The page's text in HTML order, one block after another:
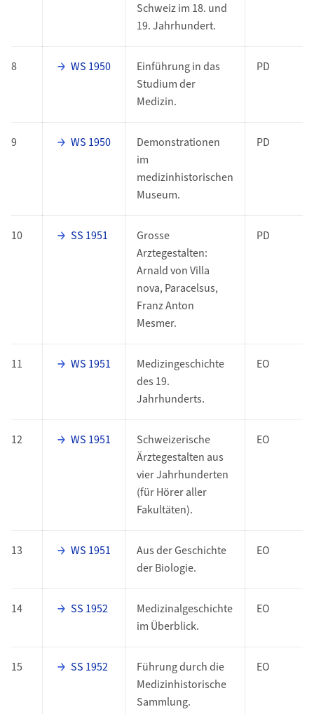
Schweiz im 18. und
19. Jahrhundert.
8 WS 1950
Einführung in das
Studium der
Medizin.
PD
9 WS 1950
Demonstrationen
im
medizinhistorischen
Museum.
PD
10 SS 1951
Grosse
Arztegestalten:
Arnald von Villa
nova, Paracelsus,
Franz Anton
Mesmer.
PD
11 WS 1951
Medizingeschichte
des 19.
Jahrhunderts.
EO
12 WS 1951
Schweizerische
Ärztegestalten aus
vier Jahrhunderten
(für Hörer aller
Fakultäten).
EO
13 WS 1951
Aus der Geschichte
der Biologie.
EO
14 SS 1952
Medizinalgeschichte
im Überblick.
EO
15 SS 1952
Führung durch die
Medizinhistorische
Sammlung.
EO